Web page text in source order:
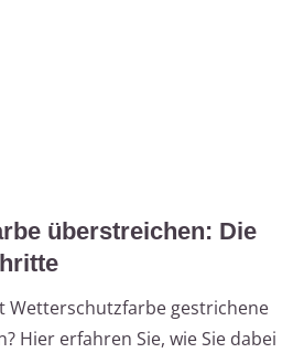
überstreichen: Die
Wetterschutzfarbe gestrichene
Hier erfahren Sie, wie Sie dabei